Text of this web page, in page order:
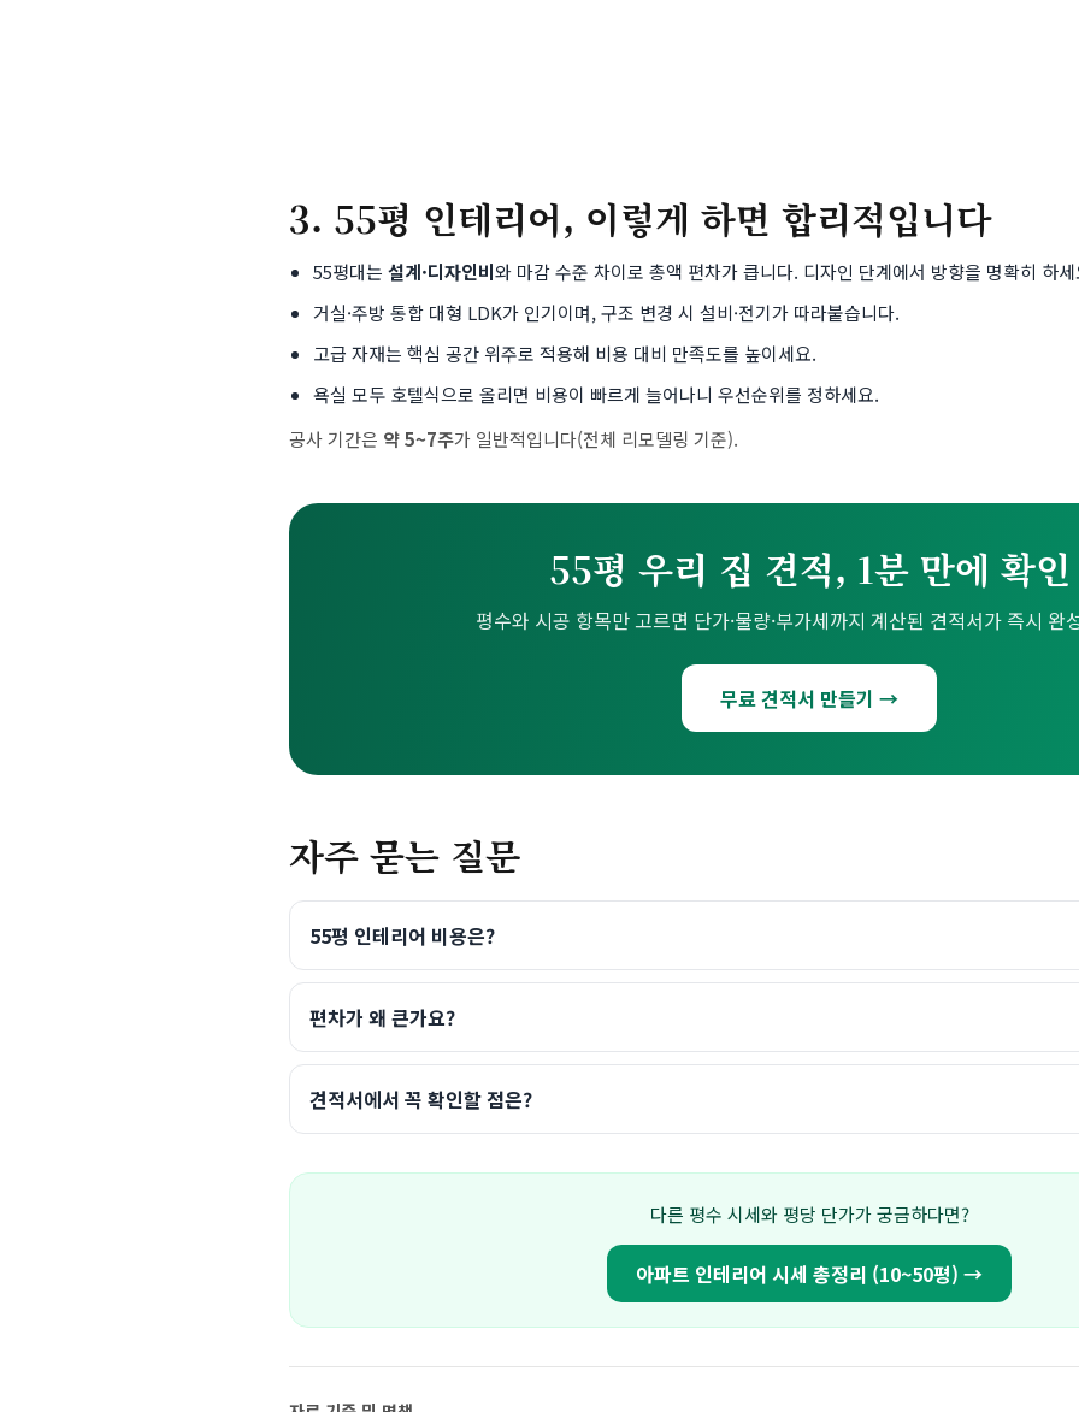
3. 55평 인테리어, 이렇게 하면 합리적입니다
55평대는 설계·디자인비와 마감 수준 차이로 총액 편차가 큽니다. 디자인 단계에서 방향을 명확히 하
거실·주방 통합 대형 LDK가 인기이며, 구조 변경 시 설비·전기가 따라붙습니다.
고급 자재는 핵심 공간 위주로 적용해 비용 대비 만족도를 높이세요.
욕실 모두 호텔식으로 올리면 비용이 빠르게 늘어나니 우선순위를 정하세요.
공사 기간은 약 5~7주가 일반적입니다(전체 리모델링 기준).
55평 우리 집 견적, 1분 만에 확인
평수와 시공 항목만 고르면 단가·물량·부가세까지 계산된 견적서가 즉시 완
무료 견적서 만들기 →
자주 묻는 질문
55평 인테리어 비용은?
편차가 왜 큰가요?
견적서에서 꼭 확인할 점은?
다른 평수 시세와 평당 단가가 궁금하다면?
아파트 인테리어 시세 총정리 (10~50평) →